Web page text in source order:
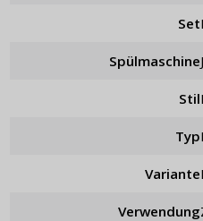
Set
Spülmaschine
Stil
Typ
Variante
Verwendung